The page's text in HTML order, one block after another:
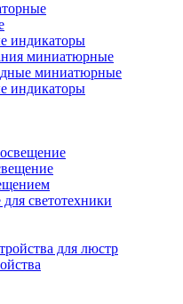
индикаторы
миниатюрные
миниатюрные
индикаторы
светотехники
для люстр